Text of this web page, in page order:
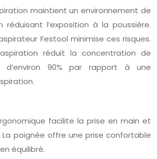
maintient un environnement de
réduisant l’exposition à la poussière.
aspirateur Festool minimise ces risques.
réduit la concentration de
d’environ 90% par rapport à une
facilite la prise en main et
poignée offre une prise confortable
équilibré.